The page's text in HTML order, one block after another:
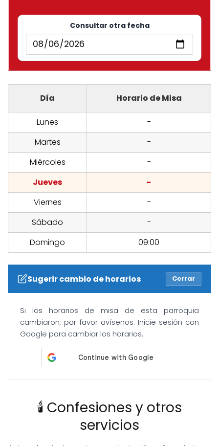
Consultar otra fecha
Día Horario de Misa
Lunes
-
Martes
-
Miércoles
-
Jueves
-
Viernes
-
Sábado
-
Domingo
09:00
Sugerir cambio de horarios Cerrar
Si los horarios de misa de esta parroquia
cambiaron, por favor avísenos. Inicie sesión con
Google para cambiar los horarios.
🕯️ Confesiones y otros
servicios